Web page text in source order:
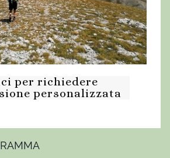
per richiedere
personalizzata